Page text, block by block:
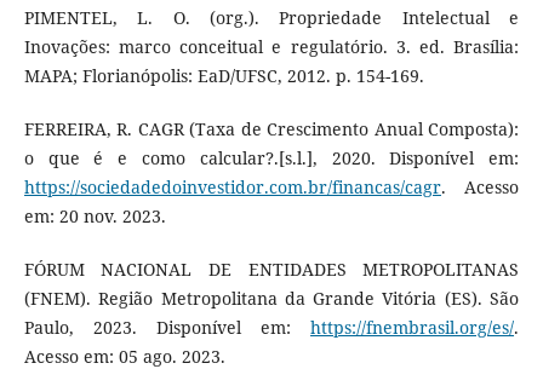
PIMENTEL, L. O. (org.). Propriedade Intelectual e
Inovações: marco conceitual e regulatório. 3. ed. Brasília:
MAPA; Florianópolis: EaD/UFSC, 2012. p. 154-169.
FERREIRA, R. CAGR (Taxa de Crescimento Anual Composta):
o que é e como calcular?.[s.l.], 2020. Disponível em:
https://sociedadedoinvestidor.com.br/financas/cagr. Acesso
em: 20 nov. 2023.
FÓRUM NACIONAL DE ENTIDADES METROPOLITANAS
(FNEM). Região Metropolitana da Grande Vitória (ES). São
Paulo, 2023. Disponível em:https://fnembrasil.org/es/.
Acesso em: 05 ago. 2023.